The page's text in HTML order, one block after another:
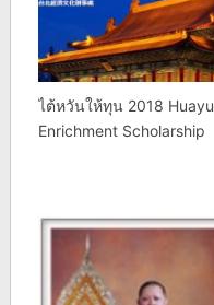
ไต้หวันให้ทุน 2018 Huayu
Enrichment Scholarship